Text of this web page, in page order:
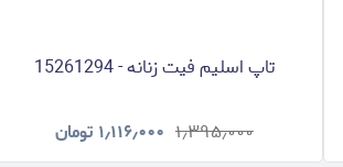
تاپ اسلیم فیت زنانه - 15261294
۱٫۳۹۵٫۰۰۰ ۱٫۱۱۶٫۰۰۰ تومان